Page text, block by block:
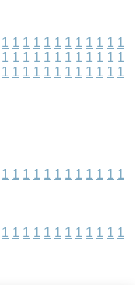
1 1 1 1 1 1 1 1 1 1 1 1
1 1 1 1 1 1 1 1 1 1 1 1
1 1 1 1 1 1 1 1 1 1 1 1
1 1 1 1 1 1 1 1 1 1 1 1
1 1 1 1 1 1 1 1 1 1 1 1